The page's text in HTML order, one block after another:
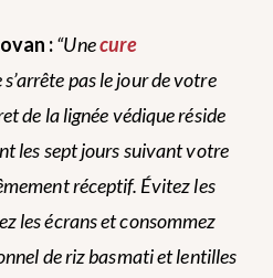
:“Unecure
s’arrête pas le jour de votre
de la lignée védique réside
les sept jours suivant votre
réceptif. Évitez les
les écrans et consommez
de riz basmati et lentilles